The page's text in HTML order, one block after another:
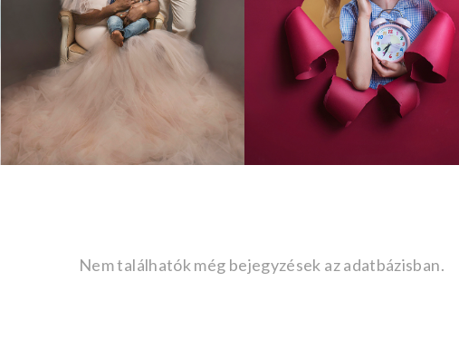
Nem találhatók még bejegyzések az adatbázisban.